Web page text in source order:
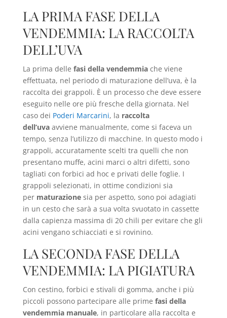
LA PRIMA FASE DELLA
VENDEMMIA: LA RACCOLTA
DELL’UVA
La prima delle fasi della vendemmiache viene
effettuata, nel periodo di maturazione dell’uva, è la
raccolta dei grappoli. È un processo che deve essere
eseguito nelle ore più fresche della giornata. Nel
caso dei Poderi Marcarini, la raccolta
dell’uvaavviene manualmente, come si faceva un
tempo, senza l’utilizzo di macchine. In questo modo i
grappoli, accuratamente scelti tra quelli che non
presentano muffe, acini marci o altri difetti, sono
tagliati con forbici ad hoc e privati delle foglie. I
grappoli selezionati, in ottime condizioni sia
per maturazionesia per aspetto, sono poi adagiati
in un cesto che sarà a sua volta svuotato in cassette
dalla capienza massima di 20 chili per evitare che gli
acini vengano schiacciati e si rovinino.
LA SECONDA FASE DELLA
VENDEMMIA: LA PIGIATURA
Con cestino, forbici e stivali di gomma, anche i più
piccoli possono partecipare alle prime fasi della
vendemmia manuale, in particolare alla raccolta e